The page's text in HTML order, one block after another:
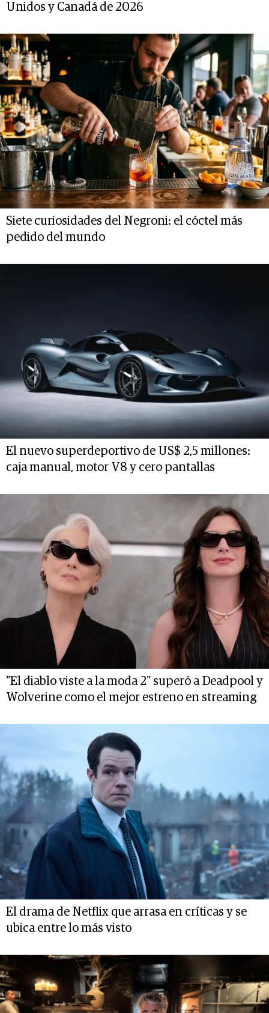
Unidos y Canadá de 2026
Siete curiosidades del Negroni: el cóctel más
pedido del mundo
El nuevo superdeportivo de US$ 2,5 millones:
caja manual, motor V8 y cero pantallas
"El diablo viste a la moda 2" superó a Deadpool y
Wolverine como el mejor estreno en streaming
El drama de Netflix que arrasa en críticas y se
ubica entre lo más visto